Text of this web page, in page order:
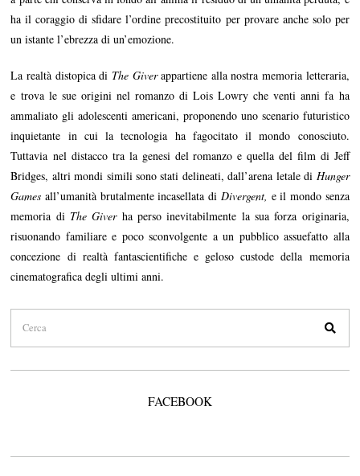
ha il coraggio di sfidare l’ordine precostituito per provare anche solo per
un istante l’ebrezza di un’emozione.
La realtà distopica di The Giverappartiene alla nostra memoria letteraria,
e trova le sue origini nel romanzo di Lois Lowry che venti anni fa ha
ammaliato gli adolescenti americani, proponendo uno scenario futuristico
inquietante in cui la tecnologia ha fagocitato il mondo conosciuto.
Tuttavia nel distacco tra la genesi del romanzo e quella del film di Jeff
Bridges, altri mondi simili sono stati delineati, dall’arena letale di Hunger
Games all’umanità brutalmente incasellata di Divergent, e il mondo senza
memoria di The Giver ha perso inevitabilmente la sua forza originaria,
risuonando familiare e poco sconvolgente a un pubblico assuefatto alla
concezione di realtà fantascientifiche e geloso custode della memoria
cinematografica degli ultimi anni.
FACEBOOK